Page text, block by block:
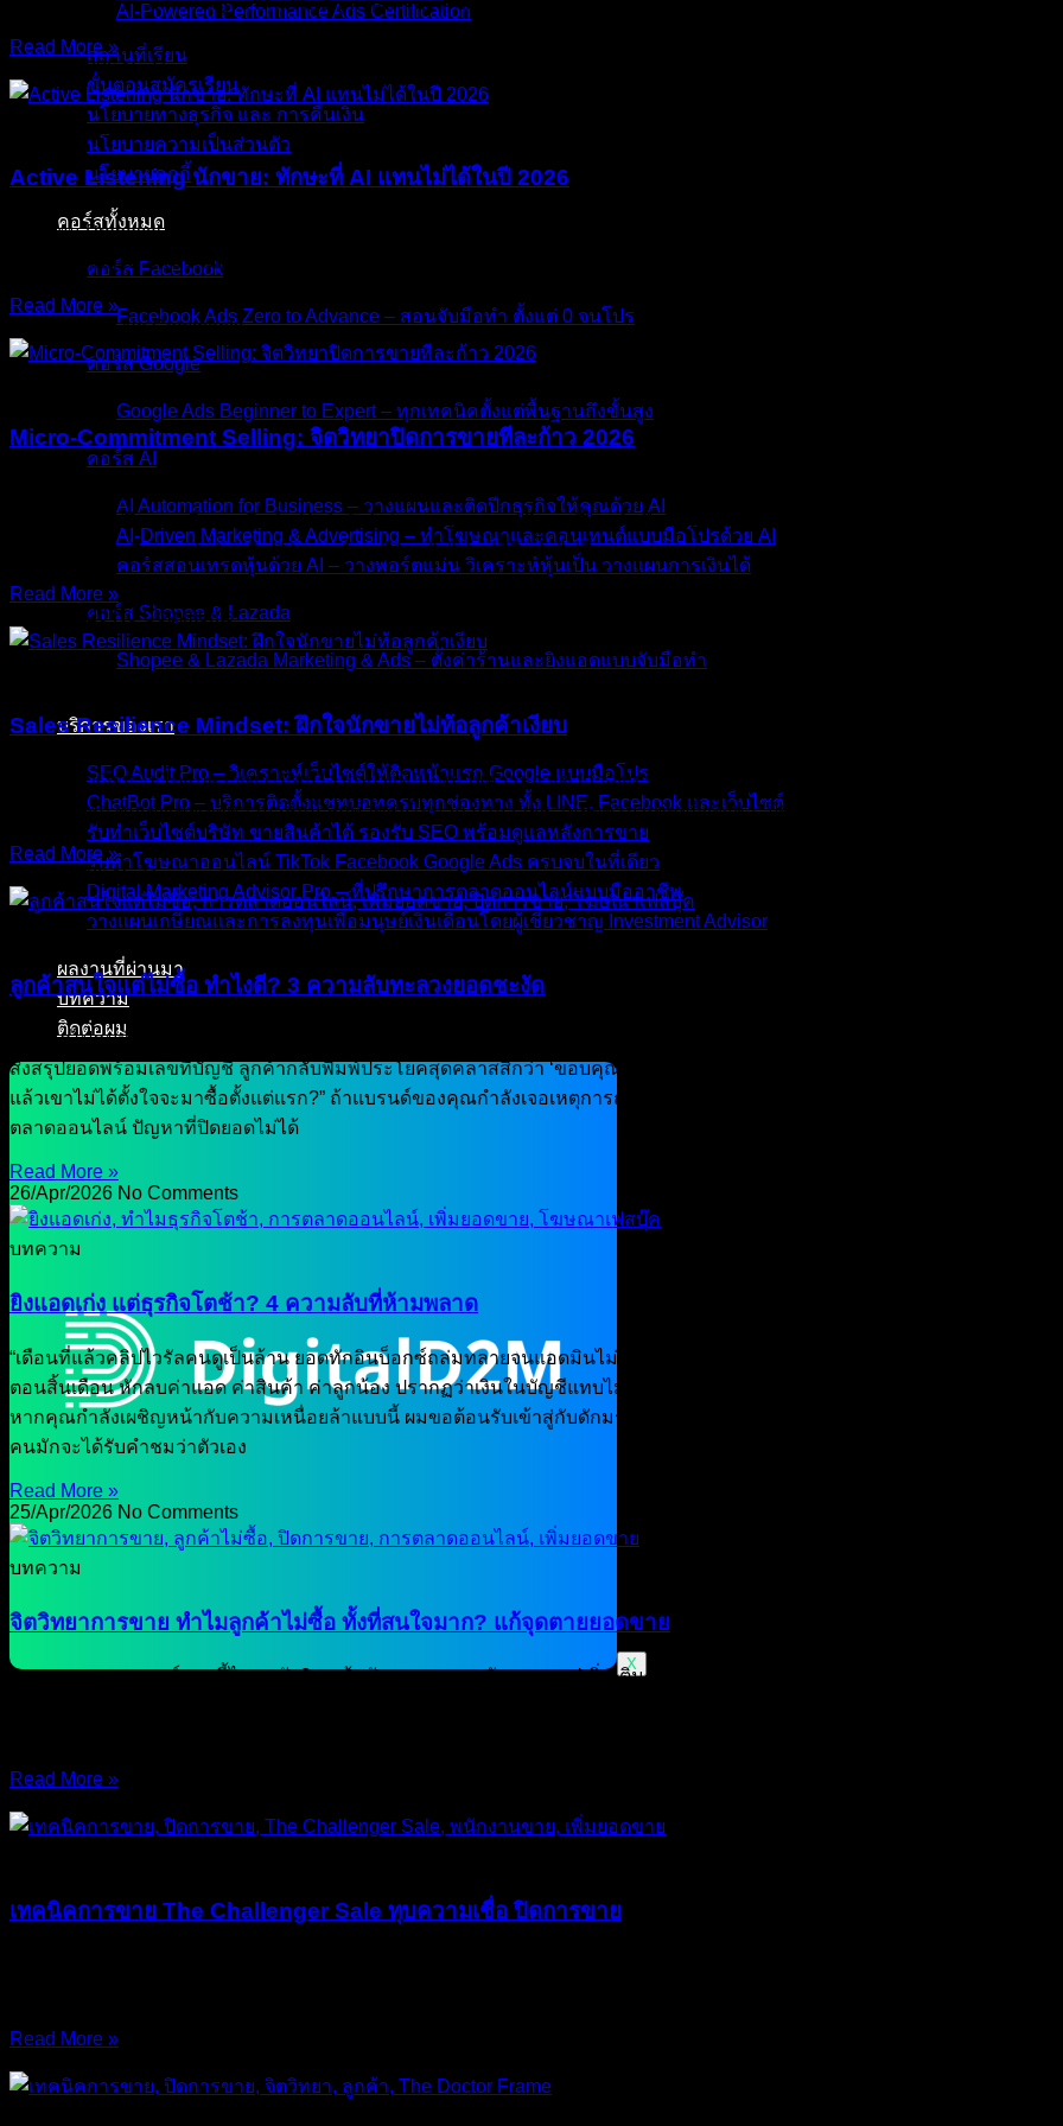
AI-Powered Performance Ads Certification
สถานที่เรียน
ขั้นตอนสมัครเรียน
นโยบายทางธุรกิจ และ การคืนเงิน
นโยบายความเป็นส่วนตัว
นโยบายคุกกี้
คอร์สทั้งหมด
คอร์ส Facebook
Facebook Ads Zero to Advance – สอนจับมือทำ ตั้งแต่ 0 จนโปร
คอร์ส Google
Google Ads Beginner to Expert – ทุกเทคนิคตั้งแต่พื้นฐานถึงขั้นสูง
คอร์ส AI
AI Automation for Business – วางแผนและติดปีกธุรกิจให้คุณด้วย AI
AI-Driven Marketing & Advertising – ทำโฆษณาและคอนเทนต์แบบมือโปรด้วย AI
คอร์สสอนเทรดหุ้นด้วย AI – วางพอร์ตแม่น วิเคราะห์หุ้นเป็น วางแผนการเงินได้
คอร์ส Shopee & Lazada
Shopee & Lazada Marketing & Ads – ตั้งค่าร้านและยิงแอดแบบจับมือทำ
บริการของเรา
SEO Audit Pro – วิเคราะห์เว็บไซต์ให้ติดหน้าแรก Google แบบมือโปร
ChatBot Pro – บริการติดตั้งแชทบอทครบทุกช่องทาง ทั้ง LINE, Facebook และเว็บไซต์
รับทำเว็บไซต์บริษัท ขายสินค้าได้ รองรับ SEO พร้อมดูแลหลังการขาย
รับทำโฆษณาออนไลน์ TikTok Facebook Google Ads ครบจบในที่เดียว
Digital Marketing Advisor Pro – ที่ปรึกษาการตลาดออนไลน์แบบมืออาชีพ
วางแผนเกษียณและการลงทุนเพื่อมนุษย์เงินเดือนโดยผู้เชี่ยวชาญ Investment Advisor
ผลงานที่ผ่านมา
บทความ
ติดต่อผม
X
Read More »
06/Aug/2026No Comments
Active Listening นักขาย: ทักษะที่ AI แทนไม่ได้ในปี 2026
“AI เขียน Proposal ให้คุณได้ใน 3 วินาที แต่ AI ยังไม่รู้ว่าตอนที่ลูกค้าเงียบไป 2 วินาทีก่อนพูดว่า ‘เดี๋ยวขอคิดก่อน’ นั้น มันหมายควา
แค่สคริปต์และตัวเลข คุณกำลังแข่งกับ AI บนสนามที่
Read More »
05/Aug/2026No Comments
Micro-Commitment Selling: จิตวิทยาปิดการขายทีละก้าว 2026
“ลูกค้าไม่ได้ปฏิเสธเพราะไม่อยากซื้อ เขาแค่รู้สึกว่าคุณกำลังขอให้เขากระโดดข้ามหน้าผาทีเดียวโดยไม่มีสะพาน” ถ้าคุณเป็นคนข
ขายบริการที่ปรึกษา หรือขายสินค้า High-Ticket คุณอาจเคยเจอปัญหานี้ ลูกค้าฟังจบ ดูสนใจมาก พยักหน้าตลอดการนำเสนอ แต่พอ
เขากลับเงียบ หรือบอกว่า “ขอคิดดูก่อนนะ” — ปัญหาไม่ได้อยู่ที่สินค้าไม่ดี
Read More »
31/Jul/2026No Comments
Sales Resilience Mindset: ฝึกใจนักขายไม่ท้อลูกค้าเงียบ
“ทักไปแล้วเงียบ ไม่ได้แปลว่าเขาไม่สนใจ แต่บางทีมันหมายความว่าเขากำลังหาข้อมูลอยู่ที่อื่น แล้วเรายังไม่รู้ตัว” ถ้าคุณเป็นนักขา
ดีล มาสักพัก คุณคงเคยเจอความรู้สึกนี้ ลูกค้าดูสนใจมาก ถามรายละเอียดครบ แต่พอถึงจังหวะปิดการขาย เขาก็หายไปเฉย ๆ ไม่ตอ
Read More »
20/Jul/2026No Comments
ลูกค้าสนใจแต่ไม่ซื้อ ทำไงดี? 3 ความลับทะลวงยอดชะงัด
“ยิงแอดไปคนทักอินบ็อกซ์เข้ามาเป็นร้อย แอดมินตั้งใจตอบแชทอย่างดี อธิบายข้อมูลครบถ้วน ลูกค้าก็พิมพ์โต้ตอบดูมีความกระตือ
ส่งสรุปยอดพร้อมเลขที่บัญชี ลูกค้ากลับพิมพ์ประโยคสุดคลาสสิกว่า ‘ขอบคุณค่ะ เดี๋ยวขอคิดดูก่อนนะคะ’ แล้วก็หายสาบสูญไปเลย สรุ
แล้วเขาไม่ได้ตั้งใจจะมาซื้อตั้งแต่แรก?” ถ้าแบรนด์ของคุณกำลังเจอเหตุการณ์แบบนี้ ผมขอให้คุณสูดหายใจลึกๆ และเลิกโทษตัวเอง
ตลาดออนไลน์ ปัญหาที่ปิดยอดไม่ได้
Read More »
26/Apr/2026 No Comments
บทความ
ยิงแอดเก่ง แต่ธุรกิจโตช้า? 4 ความลับที่ห้ามพลาด
“เดือนที่แล้วคลิปไวรัลคนดูเป็นล้าน ยอดทักอินบ็อกซ์ถล่มทลายจนแอดมินไม่ได้นอน เอเจนซี่ก็ส่งรายงานมาอวดว่าผลงานโฆษณา
ตอนสิ้นเดือน หักลบค่าแอด ค่าสินค้า ค่าลูกน้อง ปรากฏว่าเงินในบัญชีแทบไม่เพิ่มขึ้นเลย? สรุปว่าเราทำธุรกิจเพื่อหาเงินให้ตัวเอง ห
หากคุณกำลังเผชิญหน้ากับความเหนื่อยล้าแบบนี้ ผมขอต้อนรับเข้าสู่กับดักมรณะที่ SME ไทยกว่า 80% กำลังเจออยู่ครับ! ในยุคที่คอ
คนมักจะได้รับคำชมว่าตัวเอง
Read More »
25/Apr/2026 No Comments
บทความ
จิตวิทยาการขาย ทำไมลูกค้าไม่ซื้อ ทั้งที่สนใจมาก? แก้จุดตายยอดขาย
คุณเคยเจอเหตุการณ์แบบนี้ไหมครับ? ลูกค้าทักแชทมาถามรัวๆ ขอดูรูปเพิ่มเติม สอบถามวิธีใช้ คุยกันนานนับชั่วโมงจนคุณมั่นใจว่า “
Read More »
เทคนิคการขาย The Challenger Sale ทุบความเชื่อ ปิดการขาย
Read More »